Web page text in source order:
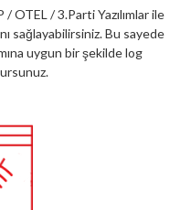
/ OTEL / 3.Parti Yazılımlar ile
sağlayabilirsiniz. Bu sayede
uygun bir şekilde log